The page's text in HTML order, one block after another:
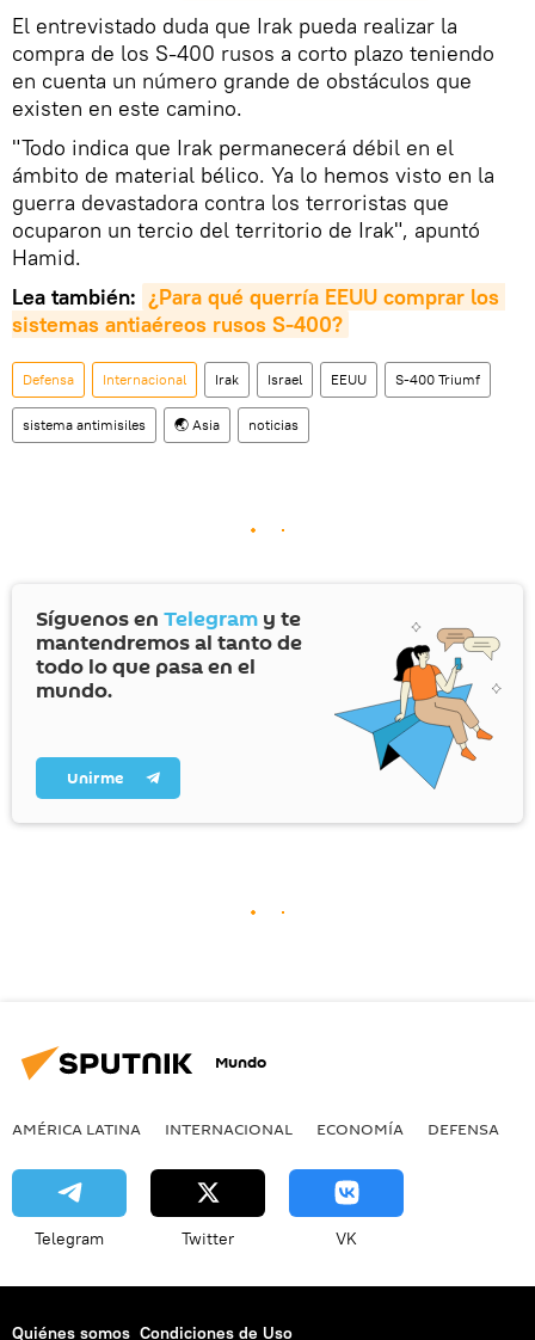
El entrevistado duda que Irak pueda realizar la
compra de los S-400 rusos a corto plazo teniendo
en cuenta un número grande de obstáculos que
existen en este camino.
"Todo indica que Irak permanecerá débil en el
ámbito de material bélico. Ya lo hemos visto en la
guerra devastadora contra los terroristas que
ocuparon un tercio del territorio de Irak", apuntó
Hamid.
Lea también: ¿Para qué querría EEUU comprar los
sistemas antiaéreos rusos S-400?
Defensa Internacional Irak Israel EEUU S-400 Triumf
sistema antimisiles 🌏 Asia noticias
Síguenos en Telegram y te
mantendremos al tanto de
todo lo que pasa en el
mundo.
Unirme
Mundo
AMÉRICA LATINA INTERNACIONAL ECONOMÍA DEFENSA
Telegram Twitter VK
Quiénes somos Condiciones de Uso